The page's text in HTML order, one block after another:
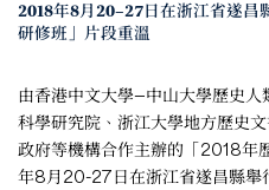
2018年8月20–27日在浙江省遂昌
研修班」片段重溫
由香港中文大學—中山大學歷史
科學研究院、浙江大學地方歷史
政府等機構合作主辦的「2018年
年8月20-27日在浙江省遂昌縣舉